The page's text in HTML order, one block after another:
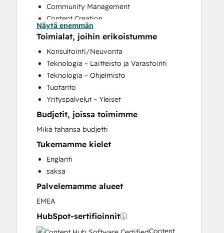
Community Management
Content Creation
Conversational Marketing
CRM Implementation
CRM Migration
Custom API Integrations
Customer Marketing
Email Marketing
Full Inbound Marketing Services
HubSpot Onboarding
Paid Advertising
Sales Enablement
Search Engine Optimization
Website Design
Näytä enemmän
Toimialat, joihin erikoistumme
Konsultointi/Neuvonta
Teknologia – Laitteisto ja Varastointi
Teknologia – Ohjelmisto
Tuotanto
Yrityspalvelut – Yleiset
Budjetit, joissa toimimme
Mikä tahansa budjetti
Tukemamme kielet
Englanti
saksa
Palvelemamme alueet
EMEA
HubSpot-sertifioinnit
Content